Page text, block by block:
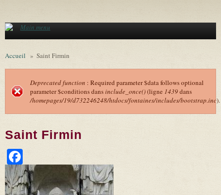
Main menu
Accueil » Saint Firmin
Message d'erreur
Deprecated function : Required parameter $data follows optional
parameter $conditions dansinclude_once()(ligne 1439dans
/homepages/19/d732246248/htdocs/fontaines/includes/bootstrap.inc).
Saint Firmin